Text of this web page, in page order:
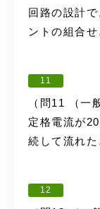
回路の設計
ントの組合
11
（問11 （一
定格電流が
続して流れ
12